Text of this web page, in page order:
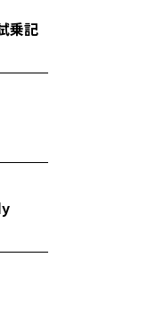
乗記